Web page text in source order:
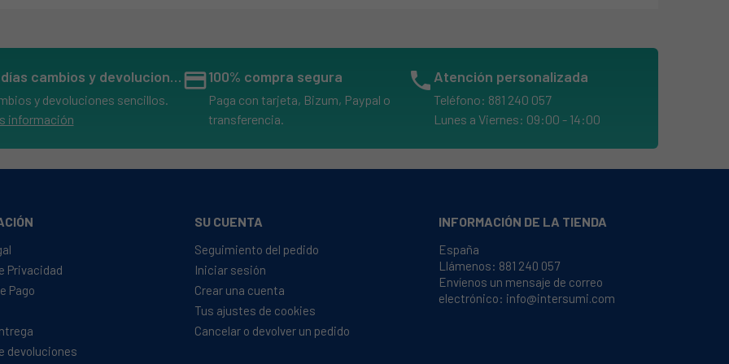
14 días cambios y devoluciones
y devoluciones sencillos.
información
credit_card100% compra segura
Paga con tarjeta, Bizum, Paypal o
transferencia.
phone Atención personalizada
Teléfono: 881 240 057
Lunes a Viernes: 09:00 - 14:00
Privacidad
Pago
devoluciones
SU CUENTA
Seguimiento del pedido
Iniciar sesión
Crear una cuenta
Tus ajustes de cookies
Cancelar o devolver un pedido
INFORMACIÓN DE LA TIENDA
España
Llámenos: 881 240 057
Envíenos un mensaje de correo
electrónico: info@intersumi.com